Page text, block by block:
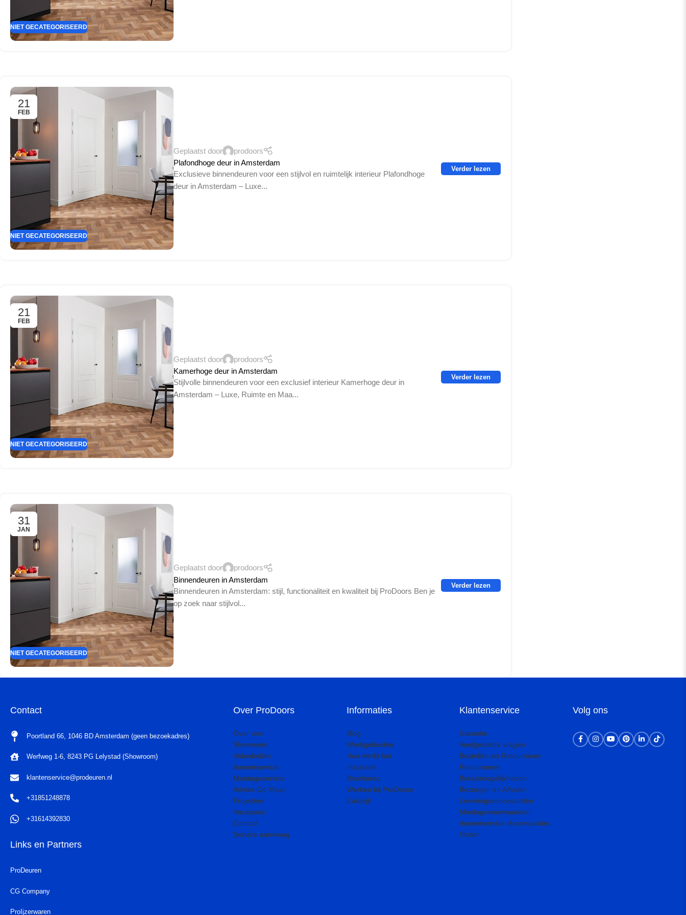
NIET GECATEGORISEERD
21
FEB
NIET GECATEGORISEERD
Geplaatst door
prodoors
Plafondhoge deur in Amsterdam
Exclusieve binnendeuren voor een stijlvol en ruimtelijk interieur Plafondhoge
deur in Amsterdam – Luxe...
Verder lezen
21
FEB
NIET GECATEGORISEERD
Geplaatst door
prodoors
Kamerhoge deur in Amsterdam
Stijlvolle binnendeuren voor een exclusief interieur Kamerhoge deur in
Amsterdam – Luxe, Ruimte en Maa...
Verder lezen
31
JAN
NIET GECATEGORISEERD
Geplaatst door
prodoors
Binnendeuren in Amsterdam
Binnendeuren in Amsterdam: stijl, functionaliteit en kwaliteit bij ProDoors Ben je
op zoek naar stijlvol...
Verder lezen
Contact
Poortland 66, 1046 BD Amsterdam (geen bezoekadres)
Werfweg 1-6, 8243 PG Lelystad (Showroom)
klantenservice@prodeuren.nl
+31851248878
+31614392830
Links en Partners
ProDeuren
CG Company
ProIjzerwaren
Over ProDoors
Over ons
Showroom
Videobellen
Inmeetservice
Montageservice
Advies Op Maat
Projecten
Vacatures
Contact
Service aanvraag
Informaties
Blog
Werkgebieden
Hoe werkt het
Inspiratie
Brochures
Werken bij ProDoors
Zakelijk
Klantenservice
Garantie
Veelgestelde vragen
Bestellen en Retourneren
Retourneren
Betaalmogelijkheden
Bezorgen en Afhalen
Leveringsvoorwaarden
Montagevoorwaarden
Inmeetservice Voorwaarden
Outlet
Volg ons